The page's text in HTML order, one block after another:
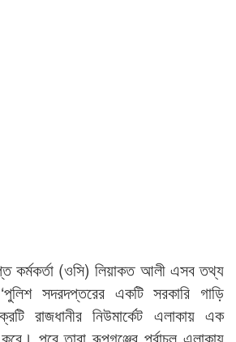
কর্মকর্তা (ওসি) লিয়াকত আলী এসব তথ্য
সদরদপ্তরের একটি সরকারি গাড়ি
রাজধানীর নিউমার্কেট এলাকায় এক